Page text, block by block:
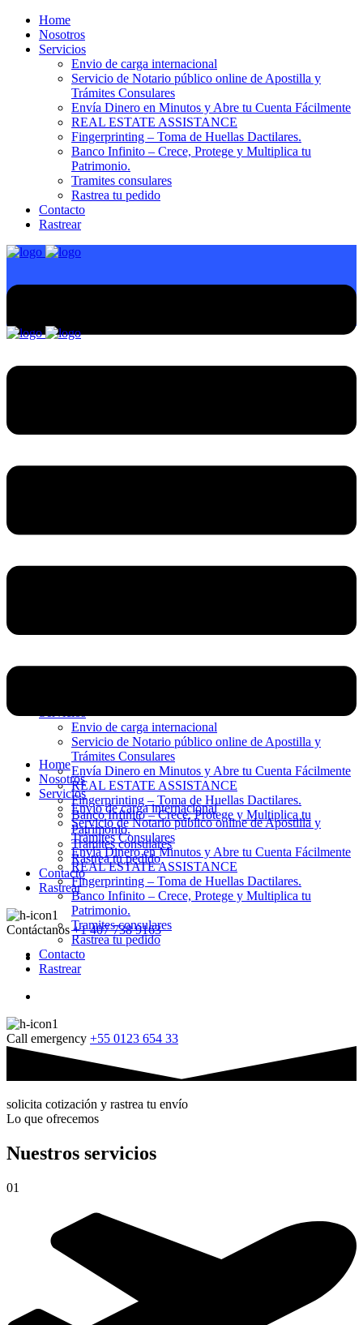
Home
Nosotros
Servicios
Envio de carga internacional
Servicio de Notario público online de Apostilla y
Trámites Consulares
Envía Dinero en Minutos y Abre tu Cuenta Fácilmente
REAL ESTATE ASSISTANCE
Fingerprinting – Toma de Huellas Dactilares.
Banco Infinito – Crece, Protege y Multiplica tu
Patrimonio.
Tramites consulares
Rastrea tu pedido
Contacto
Rastrear
Envio de carga internacional
Servicio de Notario público online de Apostilla y
Trámites Consulares
Envía Dinero en Minutos y Abre tu Cuenta Fácilmente
REAL ESTATE ASSISTANCE
Fingerprinting – Toma de Huellas Dactilares.
Banco Infinito – Crece, Protege y Multiplica tu
Patrimonio.
Tramites consulares
Rastrea tu pedido
Contacto
Rastrear
Contáctanos +1 407 738 9163
Home
Nosotros
Servicios
Envio de carga internacional
Servicio de Notario público online de Apostilla y
Trámites Consulares
Envía Dinero en Minutos y Abre tu Cuenta Fácilmente
REAL ESTATE ASSISTANCE
Fingerprinting – Toma de Huellas Dactilares.
Banco Infinito – Crece, Protege y Multiplica tu
Patrimonio.
Tramites consulares
Rastrea tu pedido
Contacto
Rastrear
Call emergency +55 0123 654 33
solicita cotización y rastrea tu envío
Lo que ofrecemos
Nuestros servicios
01